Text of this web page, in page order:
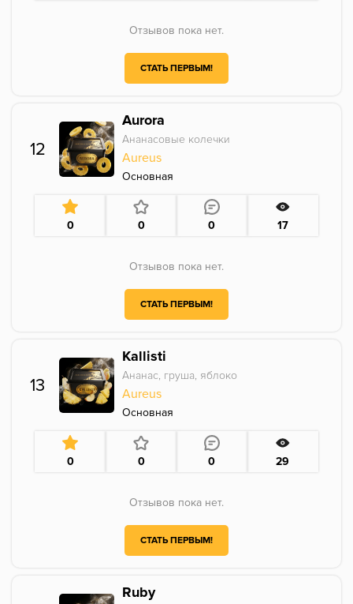
Отзывов пока нет.
СТАТЬ ПЕРВЫМ!
12
Aurora
Ананасовые колечки
Aureus
Основная
0 0 0 17
Отзывов пока нет.
СТАТЬ ПЕРВЫМ!
13
Kallisti
Ананас, груша, яблоко
Aureus
Основная
0 0 0 29
Отзывов пока нет.
СТАТЬ ПЕРВЫМ!
Ruby